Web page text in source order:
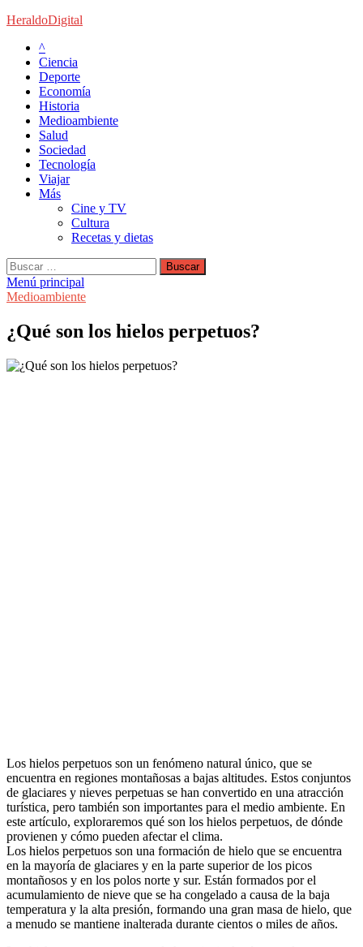
Saltar
contenido
HeraldoDigital
^
Ciencia
Deporte
Economía
Historia
Medioambiente
Salud
Sociedad
Tecnología
Viajar
Más
Cine y TV
Cultura
Recetas y dietas
Buscar:
Menú principal
Medioambiente
¿Qué son los hielos perpetuos?
Los hielos perpetuos son un fenómeno natural único, que se
encuentra en regiones montañosas a bajas altitudes. Estos conjuntos
de glaciares y nieves perpetuas se han convertido en una atracción
turística, pero también son importantes para el medio ambiente. En
este artículo, exploraremos qué son los hielos perpetuos, de dónde
provienen y cómo pueden afectar el clima.
Los hielos perpetuos son una formación de hielo que se encuentra
en la mayoría de glaciares y en la parte superior de los picos
montañosos y en los polos norte y sur. Están formados por el
acumulamiento de nieve que se ha congelado a causa de la baja
temperatura y la alta presión, formando una gran masa de hielo, que
a menudo se mantiene inalterada durante cientos o miles de años.